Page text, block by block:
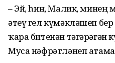
– Эй, һин, Малик, минең
әтеү гел күмәкләшеп бер
ҡара битенән тәгәрәгән
Муса нәфрәтләнеп